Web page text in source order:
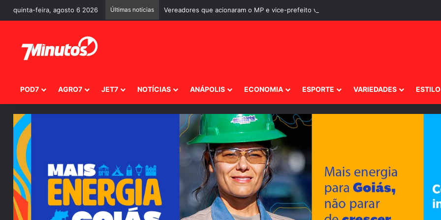
quinta-feira, agosto 6 2026 Últimas notícias
POD7 AGRO7 JET7 NOTÍCIAS ANÁPOLIS ECONOMIA ESPORTE VARIEDADES ESTILO